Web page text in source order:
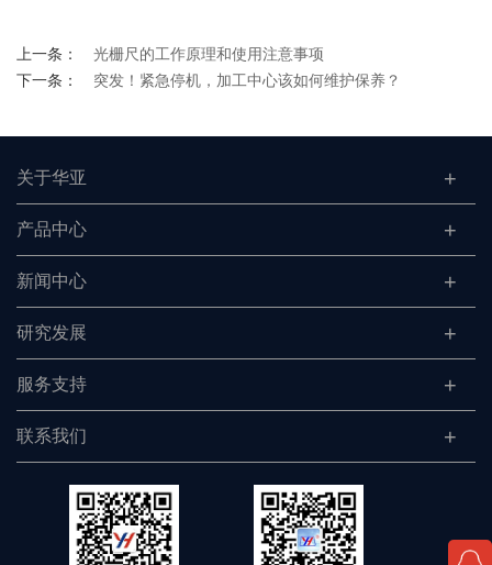
上一条：
光栅尺的工作原理和使用注意事项
下一条：
突发！紧急停机，加工中心该如何维护保养？
关于华亚
产品中心
新闻中心
研究发展
服务支持
联系我们